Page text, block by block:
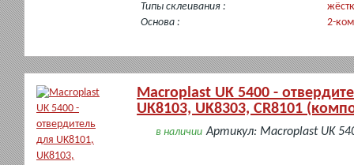
Типы склеивания :
Основа :
2-
Macroplast UK 5400 -
UK8103, UK8303, CR8101
в наличии Артикул: Macroplast UK